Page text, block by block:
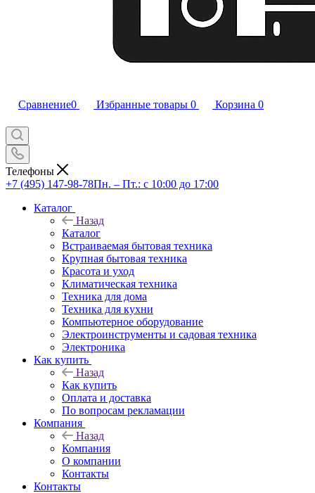
Сравнение0 Избранные товары 0 Корзина 0
Телефоны
+7 (495) 147-98-78Пн. – Пт.: с 10:00 до 17:00
Каталог
Назад
Каталог
Встраиваемая бытовая техника
Крупная бытовая техника
Красота и уход
Климатическая техника
Техника для дома
Техника для кухни
Компьютерное оборудование
Электроинструменты и садовая техника
Электроника
Как купить
Назад
Как купить
Оплата и доставка
По вопросам рекламации
Компания
Назад
Компания
О компании
Контакты
Контакты